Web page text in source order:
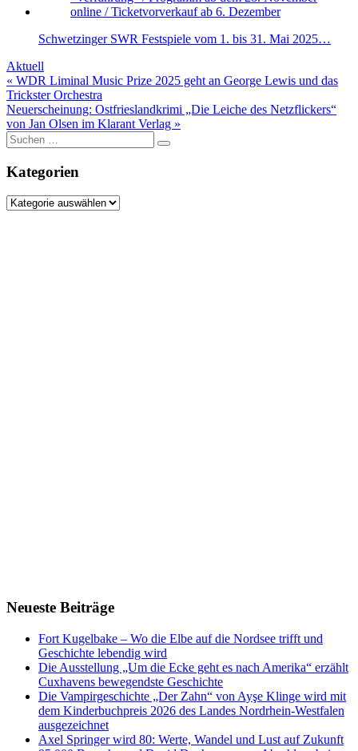
Schwetzinger SWR Festspiele vom 1. bis 31. Mai 2025…
Aktuell
Beitragsnavigation
« WDR Liminal Music Prize 2025 geht an George Lewis und das
Trickster Orchestra
Neuerscheinung: Ostfrieslandkrimi „Die Leiche des Netzflickers“
von Jan Olsen im Klarant Verlag »
Suche
nach:
Kategorien
Kategorien
Neueste Beiträge
Fort Kugelbake – Wo die Elbe auf die Nordsee trifft und
Geschichte lebendig wird
Die Ausstellung „Um die Ecke geht es nach Amerika“ erzählt
Cuxhavens bewegendste Geschichte
Die Vampirgeschichte „Der Zahn“ von Ayşe Klinge wird mit
dem Kinderbuchpreis 2026 des Landes Nordrhein-Westfalen
ausgezeichnet
Axel Springer wird 80: Werte, Wandel und Lust auf Zukunft